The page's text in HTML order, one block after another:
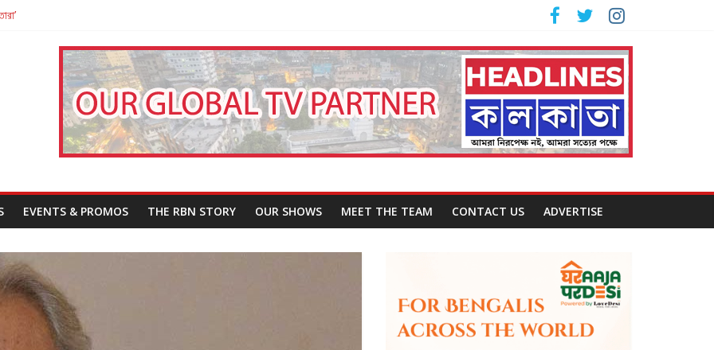
Challenges Our Understanding of Justice
EVENTS & PROMOS THE RBN STORY OUR SHOWS MEET THE TEAM CONTACT US ADVERTISE